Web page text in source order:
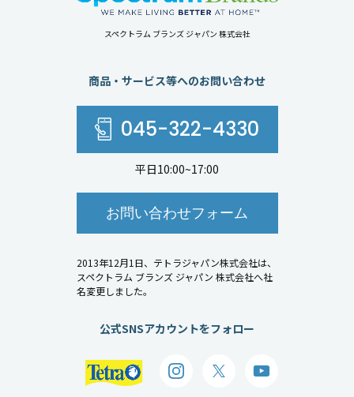
スペクトラム ブランズ ジャパン 株式会社
商品・サービス等へのお問い合わせ
045-322-4330
平日10:00~17:00
お問い合わせフォーム
2013年12月1日、テトラジャパン株式会社は、
スペクトラム ブランズ ジャパン 株式会社へ社
名変更しました。
公式SNSアカウントをフォロー